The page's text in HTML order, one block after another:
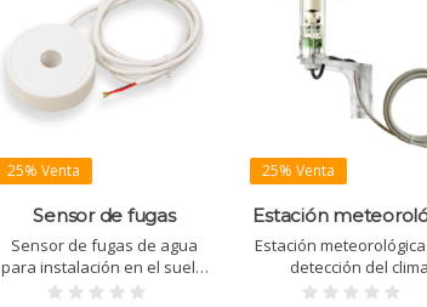
25% Venta
Sensor de fugas
Sensor de fugas de agua
para instalación en el suelo.
Detecta fugas con alarmas
25% Venta
Estación
Estación
detección del clima
doméstico con 3